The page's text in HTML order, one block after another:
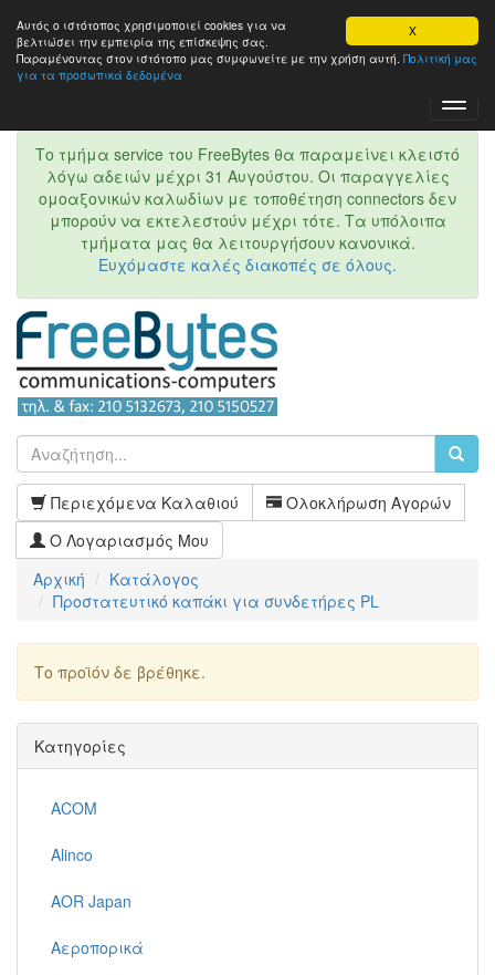
X
Αυτός ο ιστότοπος χρησιμοποιεί cookies για να
βελτιώσει την εμπειρία της επίσκεψης σας.
Παραμένοντας στον ιστότοπo μας συμφωνείτε με την χρήση αυτή. Πολιτική μας
για τα προσωπικά δεδομένα
Το τμήμα service του FreeBytes θα παραμείνει κλειστό
λόγω αδειών μέχρι 31 Αυγούστου. Οι παραγγελίες
ομοαξονικών καλωδίων με τοποθέτηση connectors δεν
μπορούν να εκτελεστούν μέχρι τότε. Τα υπόλοιπα
τμήματα μας θα λειτουργήσουν κανονικά.
Ευχόμαστε καλές διακοπές σε όλους.
Περιεχόμενα Καλαθιού
Ολοκλήρωση Αγορών
Ο Λογαριασμός Μου
Αρχική
Κατάλογος
Προστατευτικό καπάκι για συνδετήρες PL
Το προϊόν δε βρέθηκε.
Κατηγορίες
ACOM
Alinco
AOR Japan
Αεροπορικά